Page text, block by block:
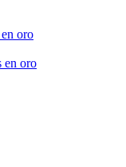
oro
en oro